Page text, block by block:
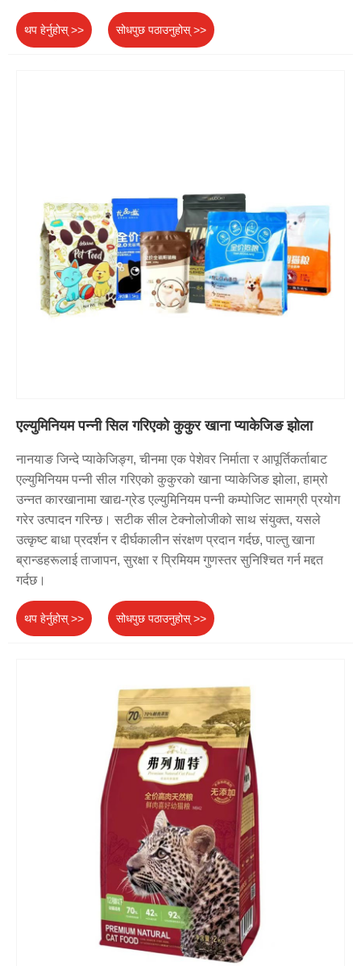
थप हेर्नुहोस् >> सोधपुछ पठाउनुहोस् >>
एल्युमिनियम पन्नी सिल गरिएको कुकुर खाना प्याकेजिङ झोला
नानयाङ जिन्दे प्याकेजिङ्ग, चीनमा एक पेशेवर निर्माता र आपूर्तिकर्ताबाट
एल्युमिनियम पन्नी सील गरिएको कुकुरको खाना प्याकेजिङ झोला, हाम्रो
उन्नत कारखानामा खाद्य-ग्रेड एल्युमिनियम पन्नी कम्पोजिट सामग्री प्रयोग
गरेर उत्पादन गरिन्छ। सटीक सील टेक्नोलोजीको साथ संयुक्त, यसले
उत्कृष्ट बाधा प्रदर्शन र दीर्घकालीन संरक्षण प्रदान गर्दछ, पाल्तु खाना
ब्रान्डहरूलाई ताजापन, सुरक्षा र प्रिमियम गुणस्तर सुनिश्चित गर्न मद्दत
गर्दछ।
थप हेर्नुहोस् >> सोधपुछ पठाउनुहोस् >>